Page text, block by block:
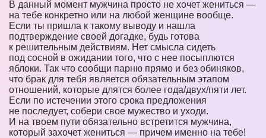
В данный момент мужчина просто не хочет жениться —
на тебе конкретно или на любой женщине вообще.
Если ты пришла к такому выводу и нашла
подтверждение своей догадке, будь готова
к решительным действиям. Нет смысла сидеть
под сосной в ожидании того, что с нее посыплются
яблоки. Так что сообщи парню прямо и без обиняков,
что брак для тебя является обязательным этапом
отношений, которые длятся более года/двух/пяти лет.
Если по истечении этого срока предложения
не последует, собери свое мужество и уходи.
И на твоем пути обязательно встретится мужчина,
который захочет жениться — причем именно на тебе!